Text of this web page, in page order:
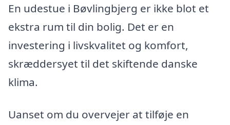
En udestue i Bøvlingbjerg er ikke blot et
ekstra rum til din bolig. Det er en
investering i livskvalitet og komfort,
skræddersyet til det skiftende danske
klima.
Uanset om du overvejer at tilføje en